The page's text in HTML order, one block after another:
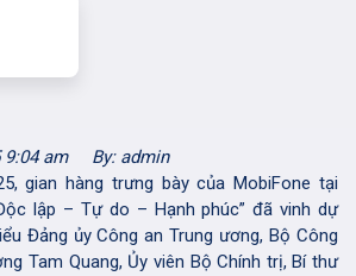
9:04 am
By: admin
gian hàng trưng bày của MobiFone tại
lập – Tự do – Hạnh phúc” đã vinh dự
Đảng ủy Công an Trung ương, Bộ Công
Tam Quang, Ủy viên Bộ Chính trị, Bí thư